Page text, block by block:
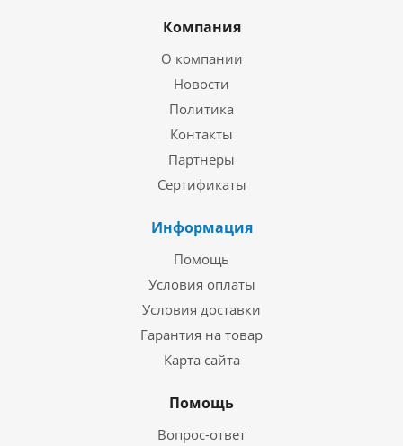
Компания
О компании
Новости
Политика
Контакты
Партнеры
Сертификаты
Информация
Помощь
Условия оплаты
Условия доставки
Гарантия на товар
Карта сайта
Помощь
Вопрос-ответ